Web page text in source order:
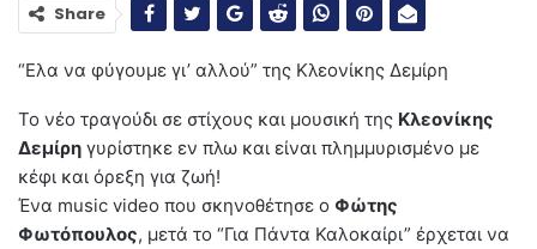
Share
“Ελα να φύγουμε γι’ αλλού” της Κλεονίκης Δεμίρη
Το νέο τραγούδι σε στίχους και μουσική της Κλεονίκης
Δεμίρη γυρίστηκε εν πλω και είναι πλημμυρισμένο με
κέφι και όρεξη για ζωή!
Ένα music video που σκηνοθέτησε ο Φώτης
Φωτόπουλος, μετά το “Για Πάντα Καλοκαίρι” έρχεται να